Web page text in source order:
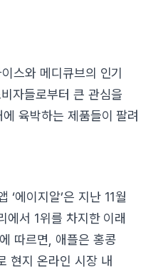
스와 메디큐브의 인기
자들로부터 큰 관심을
육박하는 제품들이 팔려
에이지알’은 지난 11월
에서 1위를 차지한 이래
따르면, 애플은 홍콩
현지 온라인 시장 내